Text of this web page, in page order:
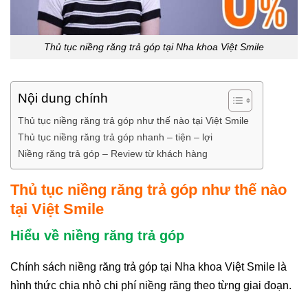
Thủ tục niềng răng trả góp tại Nha khoa Việt Smile
Nội dung chính
Thủ tục niềng răng trả góp như thế nào tại Việt Smile
Thủ tục niềng răng trả góp nhanh – tiện – lợi
Niềng răng trả góp – Review từ khách hàng
Thủ tục niềng răng trả góp như thế nào
tại Việt Smile
Hiểu về niềng răng trả góp
Chính sách niềng răng trả góp tại Nha khoa Việt Smile là
hình thức chia nhỏ chi phí niềng răng theo từng giai đoạn.